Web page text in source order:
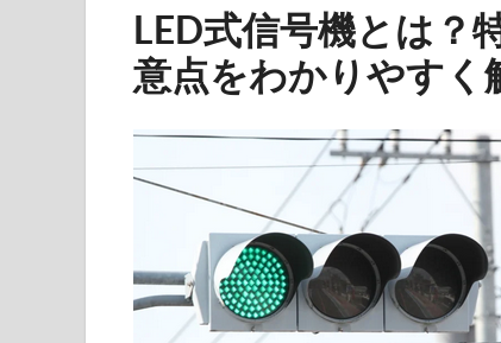
LED式信号機とは？
意点をわかりやすく